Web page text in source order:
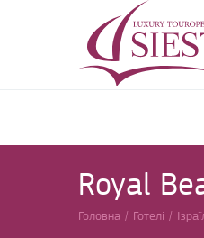
Royal
Головна / Готелі /